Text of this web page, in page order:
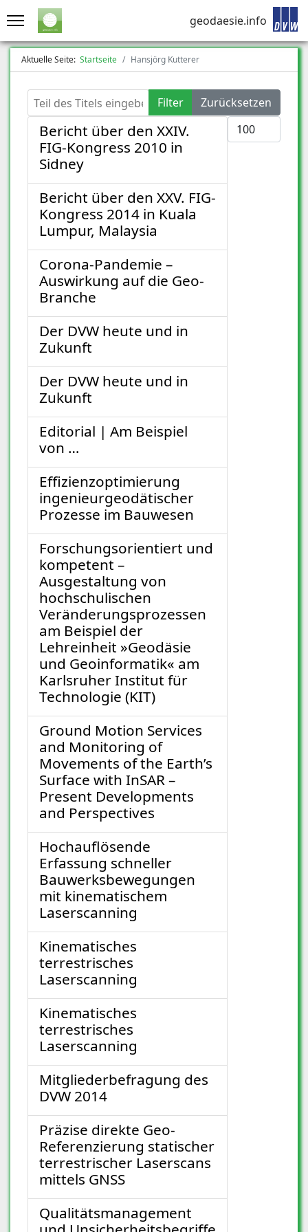
geodaesie.info
Aktuelle Seite: Startseite Hansjörg Kutterer
Teil des Titels eingeben Filter
Zurücksetzen
Anzeige #
Bericht über den XXIV.
FIG-Kongress 2010 in
Sidney
Bericht über den XXV. FIG-
Kongress 2014 in Kuala
Lumpur, Malaysia
Corona-Pandemie –
Auswirkung auf die Geo-
Branche
Der DVW heute und in
Zukunft
Der DVW heute und in
Zukunft
Editorial | Am Beispiel
von …
Effizienzoptimierung
ingenieurgeodätischer
Prozesse im Bauwesen
Forschungsorientiert und
kompetent –
Ausgestaltung von
hochschulischen
Veränderungsprozessen
am Beispiel der
Lehreinheit »Geodäsie
und Geoinformatik« am
Karlsruher Institut für
Technologie (KIT)
Ground Motion Services
and Monitoring of
Movements of the Earth’s
Surface with InSAR –
Present Developments
and Perspectives
Hochauflösende
Erfassung schneller
Bauwerksbewegungen
mit kinematischem
Laserscanning
Kinematisches
terrestrisches
Laserscanning
Kinematisches
terrestrisches
Laserscanning
Mitgliederbefragung des
DVW 2014
Präzise direkte Geo-
Referenzierung statischer
terrestrischer Laserscans
mittels GNSS
Qualitätsmanagement